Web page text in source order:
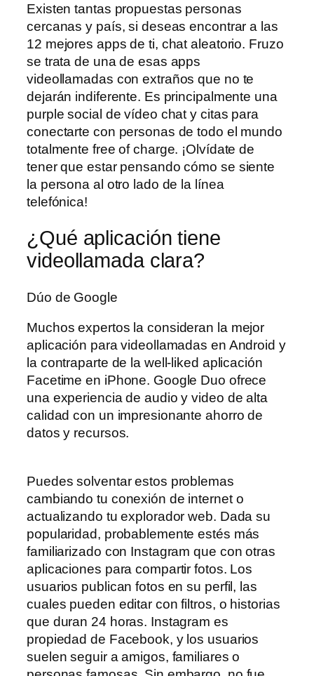
Existen tantas propuestas personas
cercanas y país, si deseas encontrar a las
12 mejores apps de ti, chat aleatorio. Fruzo
se trata de una de esas apps
videollamadas con extraños que no te
dejarán indiferente. Es principalmente una
purple social de vídeo chat y citas para
conectarte con personas de todo el mundo
totalmente free of charge. ¡Olvídate de
tener que estar pensando cómo se siente
la persona al otro lado de la línea
telefónica!
¿Qué aplicación tiene
videollamada clara?
Dúo de Google
Muchos expertos la consideran la mejor
aplicación para videollamadas en Android y
la contraparte de la well-liked aplicación
Facetime en iPhone. Google Duo ofrece
una experiencia de audio y video de alta
calidad con un impresionante ahorro de
datos y recursos.
Puedes solventar estos problemas
cambiando tu conexión de internet o
actualizando tu explorador web. Dada su
popularidad, probablemente estés más
familiarizado con Instagram que con otras
aplicaciones para compartir fotos. Los
usuarios publican fotos en su perfil, las
cuales pueden editar con filtros, o historias
que duran 24 horas. Instagram es
propiedad de Facebook, y los usuarios
suelen seguir a amigos, familiares o